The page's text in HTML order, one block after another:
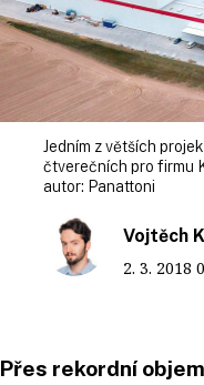
Jedním z větších
čtverečních pro firmu
autor: Panattoni
Vojtěch
2. 3. 2018
Přes rekordní